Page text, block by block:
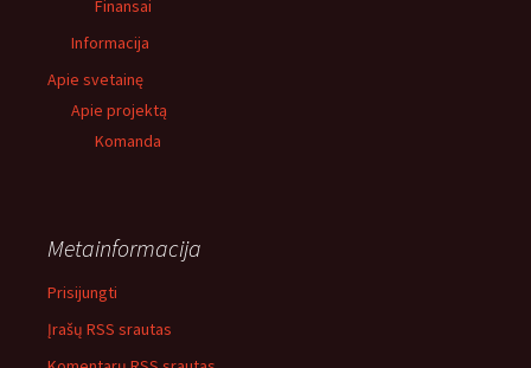
Finansai
Informacija
Apie svetainę
Apie projektą
Komanda
Metainformacija
Prisijungti
Įrašų RSS srautas